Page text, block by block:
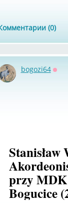
(0)
bogozi64
Stanisław
przy
Bogucice